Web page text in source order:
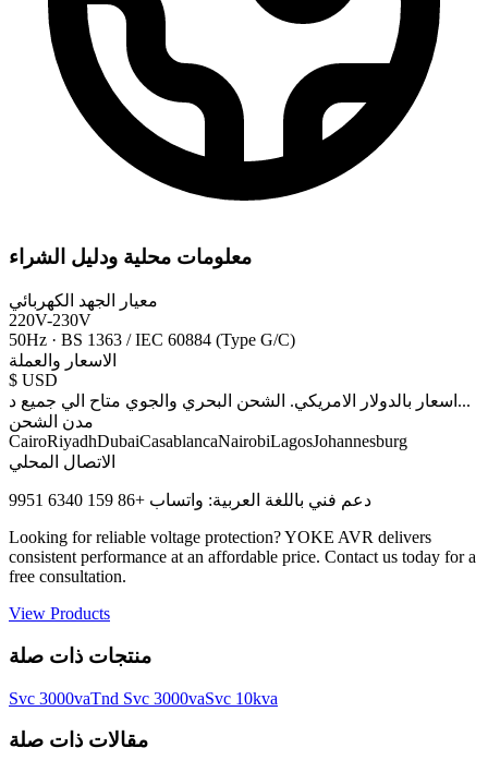
معلومات محلية ودليل الشراء
معيار الجهد الكهربائي
220V-230V
50Hz · BS 1363 / IEC 60884 (Type G/C)
الاسعار والعملة
$ USD
اسعار بالدولار الامريكي. الشحن البحري والجوي متاح الي جميع د ...
مدن الشحن
CairoRiyadhDubaiCasablancaNairobiLagosJohannesburg
الاتصال المحلي
دعم فني باللغة العربية: واتساب +86 159 6340 9951
Looking for reliable voltage protection? YOKE AVR delivers
consistent performance at an affordable price. Contact us today for a
free consultation.
View Products
منتجات ذات صلة
Svc 3000vaTnd Svc 3000vaSvc 10kva
مقالات ذات صلة